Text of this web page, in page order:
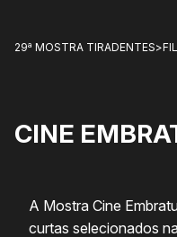
29ª MOSTRA TIRADENTES>
CINE
A Mostra Cine
curtas selecionados